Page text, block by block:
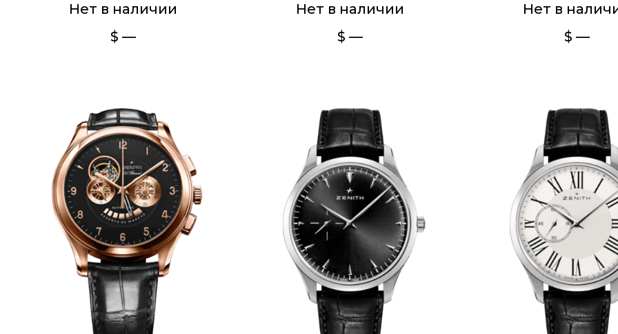
Нет в наличии
$ —
Нет в наличии
$ —
Нет в
$ —